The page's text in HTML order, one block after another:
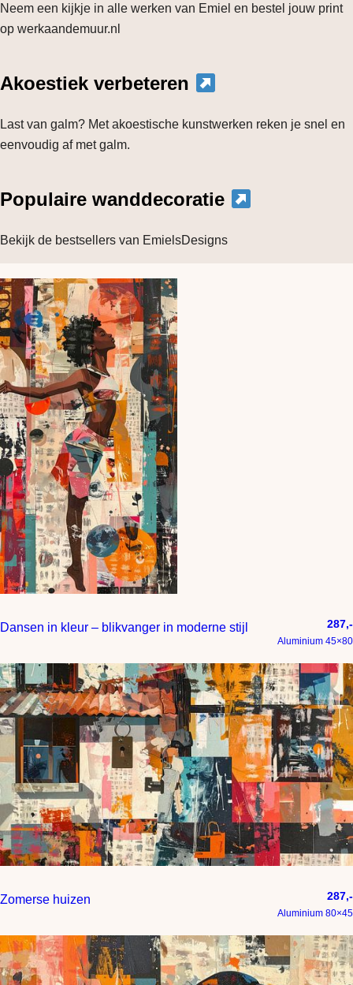
Neem een kijkje in alle werken van Emiel en bestel jouw print
op werkaandemuur.nl
Akoestiek verbeteren
Last van galm? Met akoestische kunstwerken reken je snel en
eenvoudig af met galm.
Populaire wanddecoratie
Bekijk de bestsellers van EmielsDesigns
Dansen in kleur – blikvanger in moderne stijl 287,-
Aluminium 45×80
Zomerse huizen 287,-
Aluminium 80×45